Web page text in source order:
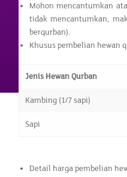
Mohon mencantumkan
tidak mencantumkan,
berqurban).
Khusus pembelian hewan
Jenis Hewan Qurban
Kambing (1/7 sapi)
Sapi
Detail harga pembelian